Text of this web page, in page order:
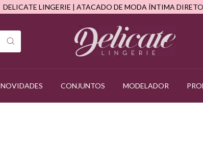
DELICATE LINGERIE | ATACADO DE MODA ÍNTIMA
NOVIDADES CONJUNTOS MODELADOR